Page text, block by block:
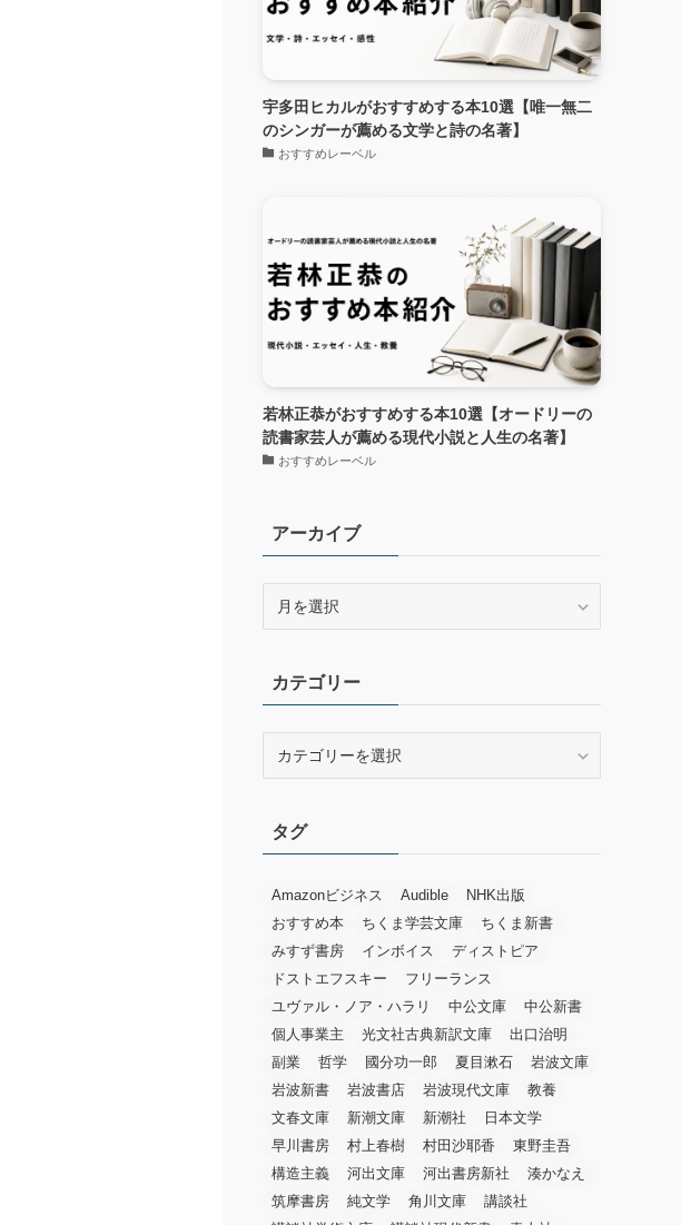
宇多田ヒカルがおすすめする本10選【唯一無二
のシンガーが薦める文学と詩の名著】
おすすめレーベル
若林正恭がおすすめする本10選【オードリーの
読書家芸人が薦める現代小説と人生の名著】
おすすめレーベル
アーカイブ
ブカテゴリー
ータグ
Amazonビジネス Audible
NHK出版
おすすめ本
ちくま学芸文庫
ちくま新書
みすず書房
インボイス
ディストピア
ドストエフスキー
フリーランス
ユヴァル・ノア・ハラリ
中公文庫
中公新書
個人事業主
光文社古典新訳文庫
出口治明
副業
哲学 國分功一郎 夏目漱石
岩波文庫
岩波新書
岩波書店 岩波現代文庫
教養
文春文庫
新潮文庫 新潮社
日本文学
早川書房
村上春樹 村田沙耶香
東野圭吾
構造主義
河出文庫 河出書房新社
湊かなえ
筑摩書房
純文学 角川文庫
講談社